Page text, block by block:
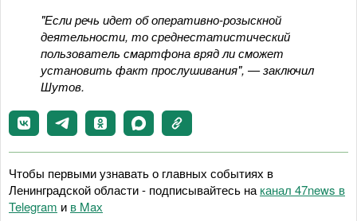
"Если речь идет об оперативно-розыскной
деятельности, то среднестатистический
пользователь смартфона вряд ли сможет
установить факт прослушивания", — заключил
Шутов.
Чтобы первыми узнавать о главных событиях в
Ленинградской области - подписывайтесь на канал 47news в
Telegram и в Maх